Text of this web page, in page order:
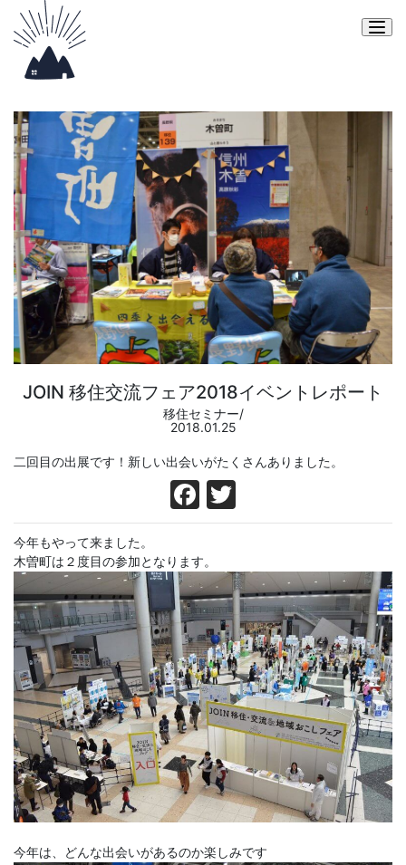
JOIN 移住交流フェア2018イベントレポート
移住セミナー/
2018.01.25
二回目の出展です！新しい出会いがたくさんありました。
Facebook
今年もやって来ました。
木曽町は２度目の参加となります。
今年は、どんな出会いがあるのか楽しみです